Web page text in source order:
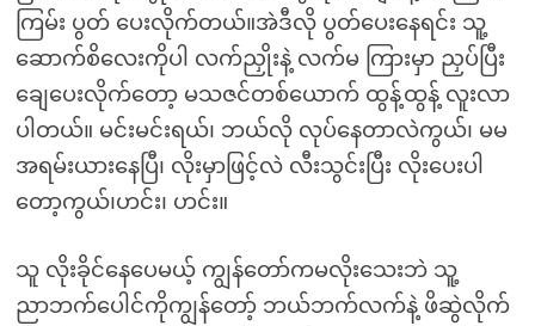
ကြမ်း ပွတ် ပေးလိုက်တယ်။အဲဒီလို ပွတ်ပေးနေရင်း သူ့
ဆောက်စိလေးကိုပါ လက်ညှိုးနဲ့ လက်မ ကြားမှာ ညှပ်ပြီး
ချေပေးလိုက်တော့ မသဇင်တစ်ယောက် ထွန့်ထွန့် လူးလာ
ပါတယ်။ မင်းမင်းရယ်၊ ဘယ်လို လုပ်နေတာလဲကွယ်၊ မမ
အရမ်းယားနေပြီ၊ လိုးမှာဖြင့်လဲ လီးသွင်းပြီး လိုးပေးပါ
တော့ကွယ်၊ဟင်း၊ ဟင်း။
သူ လိုးခိုင်နေပေမယ့် ကျွန်တော်ကမလိုးသေးဘဲ သူ့
ညာဘက်ပေါင်ကိုကျွန်တော့် ဘယ်ဘက်လက်နဲ့ ဖိဆွဲလိုက်